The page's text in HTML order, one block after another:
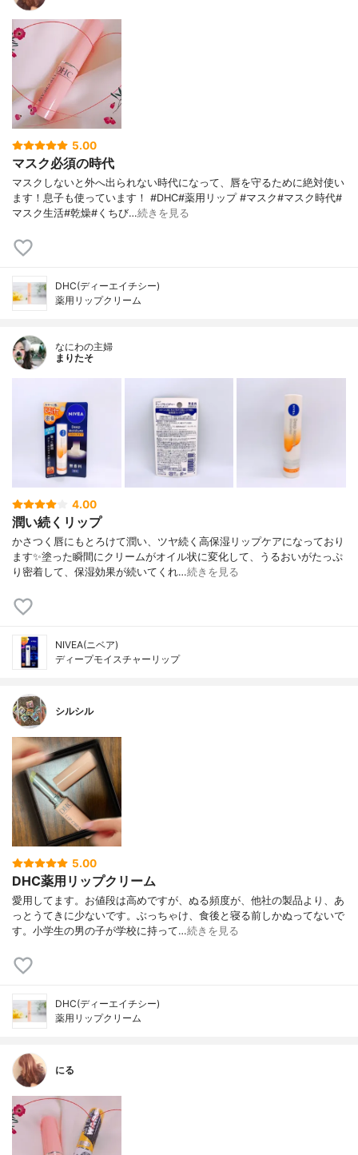
5.00
マスク必須の時代
マスクしないと外へ出られない時代になって、唇を守るために絶対使い
ます！息子も使っています！ #DHC#薬用リップ #マスク#マスク時代#
マスク生活#乾燥#くちび…続きを見る
DHC(ディーエイチシー)
薬用リップクリーム
なにわの主婦
まりたそ
4.00
潤い続くリップ
かさつく唇にもとろけて潤い、ツヤ続く高保湿リップケアになっており
ます✨塗った瞬間にクリームがオイル状に変化して、うるおいがたっぷ
り密着して、保湿効果が続いてくれ…続きを見る
NIVEA(ニベア)
ディープモイスチャーリップ
シルシル
5.00
DHC薬用リップクリーム
愛用してます。お値段は高めですが、ぬる頻度が、他社の製品より、あ
っとうてきに少ないです。ぶっちゃけ、食後と寝る前しかぬってないで
す。小学生の男の子が学校に持って…続きを見る
DHC(ディーエイチシー)
薬用リップクリーム
にる